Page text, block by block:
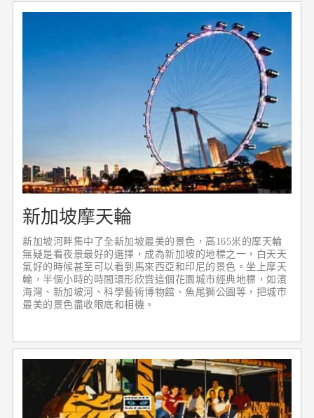
新加坡摩天輪
新加坡河畔集中了全新加坡最美的景色，高165米的摩天輪
無疑是看夜景最好的選擇，成為新加坡的地標之一，白天天
氣好的時候甚至可以看到馬來西亞和印尼的景色。坐上摩天
輪，半個小時的時間環形欣賞這個花園城市經典地標，如濱
海灣、新加坡河、科學藝術博物館、魚尾獅公園等，把城市
最美的景色盡收眼底和相機。